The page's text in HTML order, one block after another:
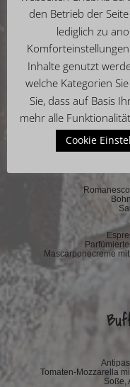
Terrine von der
Geräucherte
Salatbuffet mit
Käsebrett mit
mit großer Brot- und
Hirschgulasch
Roulade vom Rind
Mascarponecreme
Tomaten-Mozzarella
Soße,
den Betrieb der
lediglich zu
Inhalte genutzt
welche Kategorien
Sie, dass auf Basis
mehr alle
Cookie